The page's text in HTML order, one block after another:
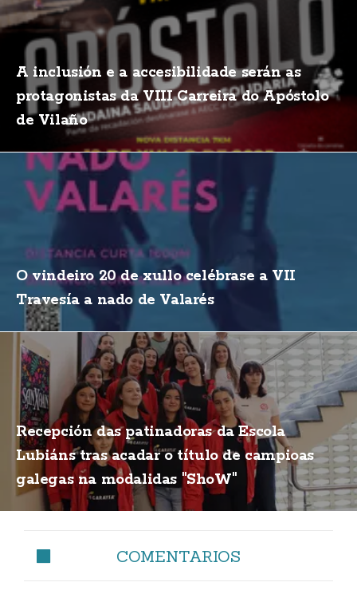
A inclusión e a accesibilidade serán as
protagonistas da VIII Carreira do Apóstolo
de Vilaño
O vindeiro 20 de xullo celébrase a VII
Travesía a nado de Valarés
Recepción das patinadoras da Escola
Lubiáns tras acadar o título de campioas
galegas na modalidas "ShoW"
COMENTARIOS